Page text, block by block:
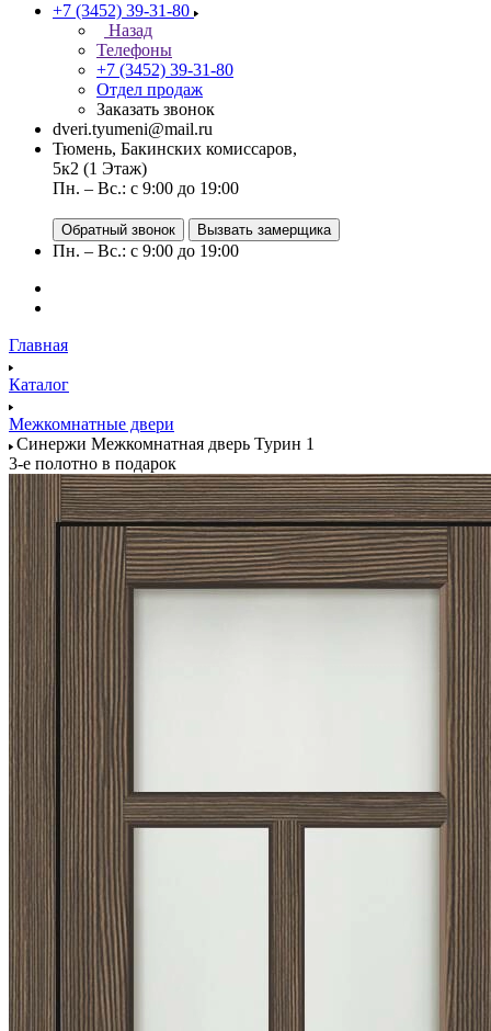
+7 (3452) 39-31-80
Назад
Телефоны
+7 (3452) 39-31-80
Отдел продаж
Заказать звонок
dveri.tyumeni@mail.ru
Тюмень, Бакинских комиссаров,
5к2 (1 Этаж)
Пн. – Вс.: с 9:00 до 19:00
Обратный звонок Вызвать замерщика
Пн. – Вс.: с 9:00 до 19:00
Главная
Каталог
Межкомнатные двери
Синержи Межкомнатная дверь Турин 1
3-е полотно в подарок